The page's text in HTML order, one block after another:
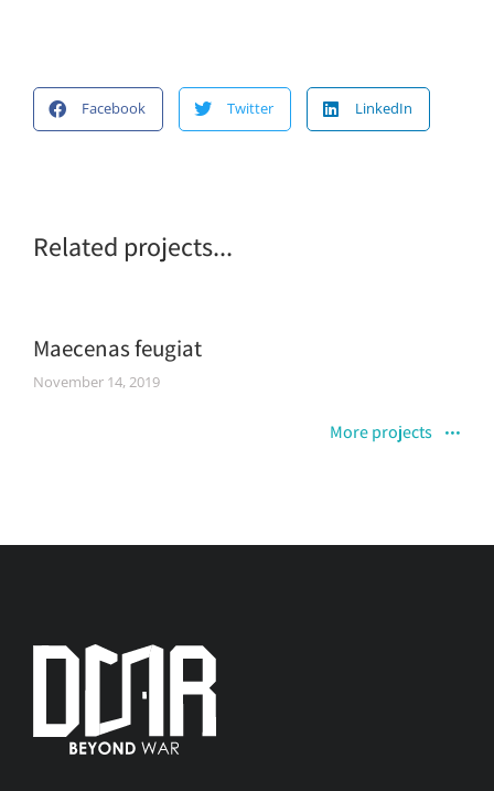
Facebook Twitter LinkedIn
Related projects...
Maecenas feugiat
November 14, 2019
More projects